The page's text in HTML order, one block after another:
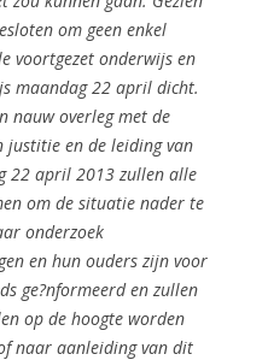
om geen enkel
voortgezet onderwijs en
maandag 22 april dicht.
nauw overleg met de
justitie en de leiding van
22 april 2013 zullen alle
om de situatie nader te
onderzoek
en hun ouders zijn voor
ge?nformeerd en zullen
op de hoogte worden
naar aanleiding van dit